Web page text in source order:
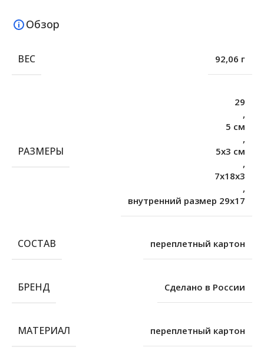
Обзор
ВЕС 92,06 г
РАЗМЕРЫ
29
,
5 см
,
5х3 см
,
7х18х3
,
внутренний размер 29х17
СОСТАВ переплетный картон
БРЕНД Сделано в России
МАТЕРИАЛ переплетный картон